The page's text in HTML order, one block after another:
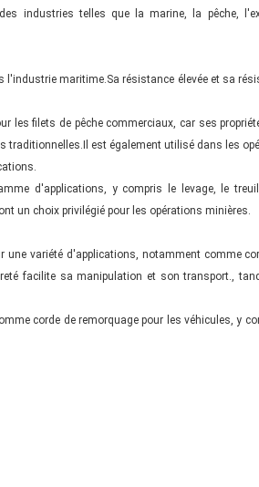
industries telles que la marine, la pêche,
maritime.Sa résistance élevée et sa
les filets de pêche commerciaux, car ses
traditionnelles.Il est également utilisé dans les
d'applications, y compris le levage, le
un choix privilégié pour les opérations minières.
variété d'applications, notamment comme
facilite sa manipulation et son transport.,
corde de remorquage pour les véhicules, y